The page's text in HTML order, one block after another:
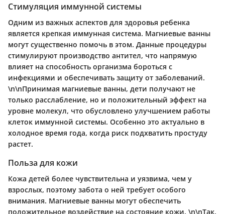
Стимуляция иммунной системы
Одним из важных аспектов для здоровья ребенка
является крепкая иммунная система. Магниевые ванны
могут существенно помочь в этом. Данные процедуры
стимулируют производство антител, что напрямую
влияет на способность организма бороться с
инфекциями и обеспечивать защиту от заболеваний.
\n\nПринимая магниевые ванны, дети получают не
только расслабление, но и положительный эффект на
уровне молекул, что обусловлено улучшением работы
клеток иммунной системы. Особенно это актуально в
холодное время года, когда риск подхватить простуду
растет.
Польза для кожи
Кожа детей более чувствительна и уязвима, чем у
взрослых, поэтому забота о ней требует особого
внимания. Магниевые ванны могут обеспечить
положительное воздействие на состояние кожи. \n\nТак,